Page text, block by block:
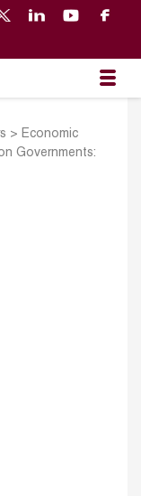
> Economic
Governments: